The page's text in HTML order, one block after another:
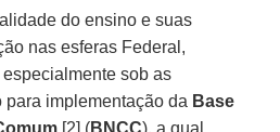
do ensino e suas
nas esferas Federal,
sob as
implementação da Base
[2] (BNCC), a qual